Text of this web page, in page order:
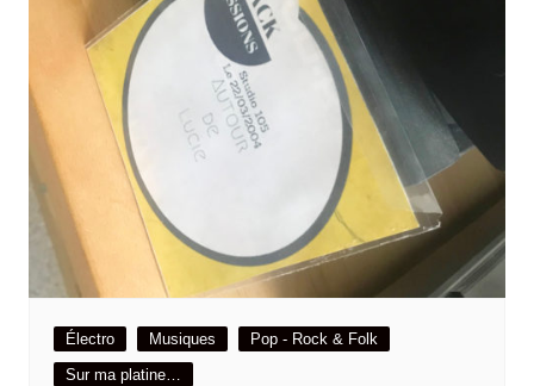
Électro Musiques
Pop - Rock & Folk
Sur ma platine…